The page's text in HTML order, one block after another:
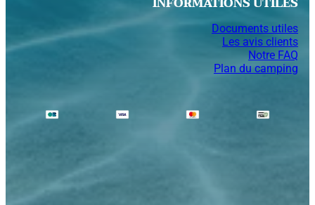
Documents utiles
Les avis clients
Notre FAQ
Plan du camping